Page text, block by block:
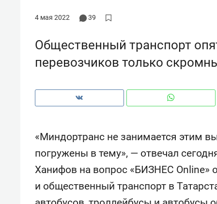
4 мая 2022 39
Общественный транспорт
перевозчиков только
«Миндортранс не занимается этим
погружены в тему», — отвечал
Ханифов на вопрос «БИЗНЕС Online»
и общественный транспорт в
Как ГК «МИР ГРУПП» и ВТБ
создают оазис жилого
комфорта под Казанью
150
ID